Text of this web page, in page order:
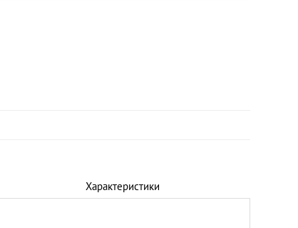
Характеристики